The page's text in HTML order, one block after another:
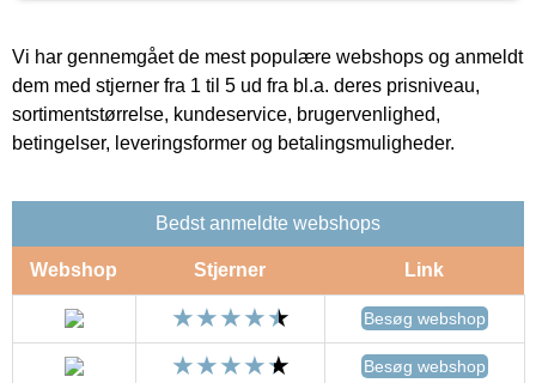
Vi har gennemgået de mest populære webshops og anmeldt
dem med stjerner fra 1 til 5 ud fra bl.a. deres prisniveau,
sortimentstørrelse, kundeservice, brugervenlighed,
betingelser, leveringsformer og betalingsmuligheder.
Bedst anmeldte webshops
Webshop Stjerner Link
Besøg webshop
Besøg webshop